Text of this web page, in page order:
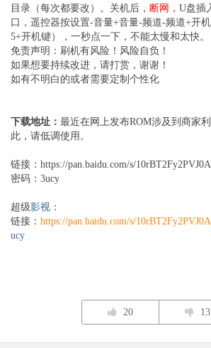
目录（每次都要改）。关机后， 断网， U盘插
口，遥控器按设置-音量+音量-频道-频道+开
5+开机键），一秒点一下，不能太慢和太快。
免责声明：刷机有风险！风险自负！
如果想要持续改进，请打赏，谢谢！
如有不明白的或者需要定制个性化
下载地址： 最近在网上发布ROM涉及到商家
此，请低调使用。
链接： https://pan.baidu.com/s/
密码：3ucy
超级影视 ：
链接： https://pan.baidu.com/s/
ucy
20 13